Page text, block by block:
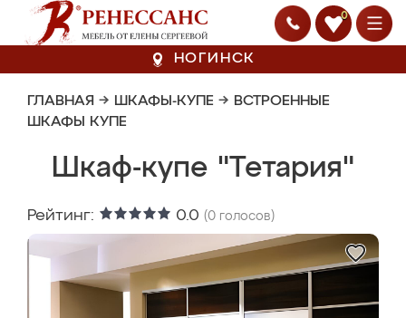
0
НОГИНСК
ГЛАВНАЯ → ШКАФЫ-КУПЕ → ВСТРОЕННЫЕ
ШКАФЫ КУПЕ
Шкаф-купе "Тетария"
Рейтинг: 0.0 (0 голосов)